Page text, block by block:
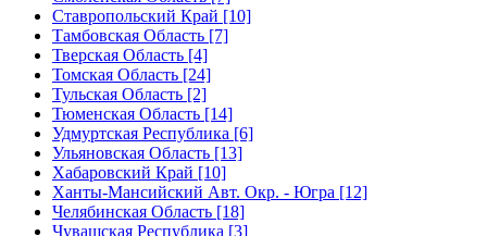
Ставропольский Край [10]
Тамбовская Область [7]
Тверская Область [4]
Томская Область [24]
Тульская Область [2]
Тюменская Область [14]
Удмуртская Республика [6]
Ульяновская Область [13]
Хабаровский Край [10]
Ханты-Мансийский Авт. Окр. - Югра [12]
Челябинская Область [18]
Чувашская Республика [3]